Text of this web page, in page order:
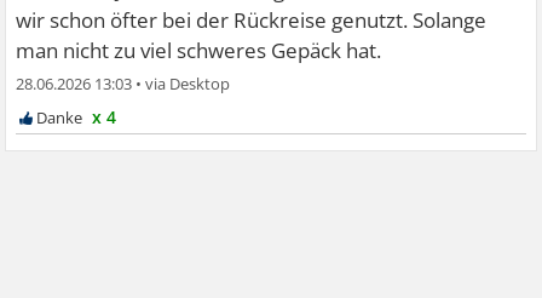
wir schon öfter bei der Rückreise genutzt. Solange
man nicht zu viel schweres Gepäck hat.
28.06.2026 13:03 •
x 4